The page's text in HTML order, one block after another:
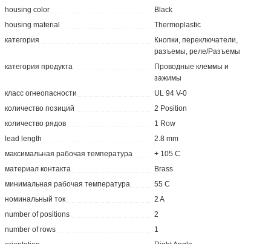
housing color
Black
housing material
Thermoplastic
категория
Кнопки, переключатели,
разъемы, реле/Разъемы
категория продукта
Проводные клеммы и
зажимы
класс огнеопасности
UL 94 V-0
количество позиций
2 Position
количество рядов
1 Row
lead length
2.8 mm
максимальная рабочая температура
+ 105 C
материал контакта
Brass
минимальная рабочая температура
55 C
номинальный ток
2 A
number of positions
2
number of rows
1